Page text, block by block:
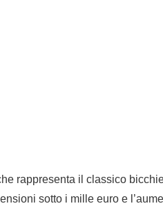
rappresenta il classico
sotto i mille euro e